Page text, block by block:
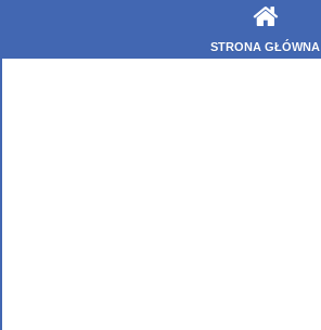
STRONA GŁÓWNA